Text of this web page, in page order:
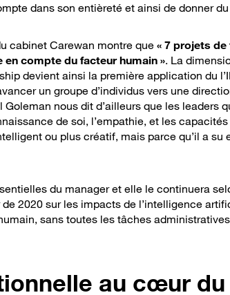
dans son entièreté et ainsi de donner
cabinet Carewan montre que « 7 projets
en compte du facteur humain ». La
devient ainsi la première application du
un groupe d’individus vers une
nous dit d’ailleurs que les leaders
de soi, l’empathie, et les capacités
ou plus créatif, mais parce qu’il a
du manager et elle le continuera
2020 sur les impacts de l’intelligence
sans toutes les tâches
au cœur